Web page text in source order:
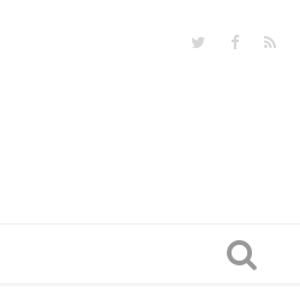
TwitterFacebook
RSS